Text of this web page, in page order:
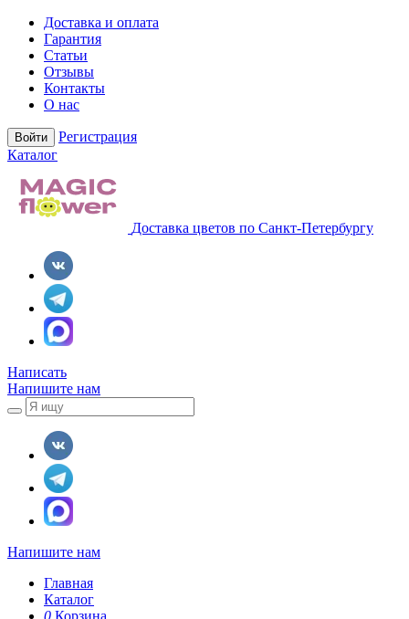
Доставка и оплата
Гарантия
Статьи
Отзывы
Контакты
О нас
Войти
Регистрация
Каталог
Доставка цветов по Санкт-Петербургу
Написать
Напишите нам
Напишите нам
Главная
Каталог
0 Корзина